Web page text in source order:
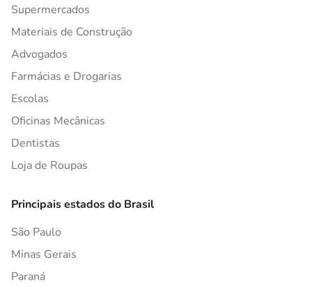
Supermercados
Materiais de Construção
Advogados
Farmácias e Drogarias
Escolas
Oficinas Mecânicas
Dentistas
Loja de Roupas
Principais estados do Brasil
São Paulo
Minas Gerais
Paraná